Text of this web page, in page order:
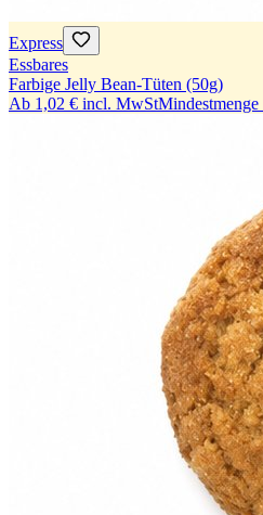
Express
Essbares
Farbige Jelly Bean-Tüten (50g)
Ab 1,02 € incl. MwStMindestmenge